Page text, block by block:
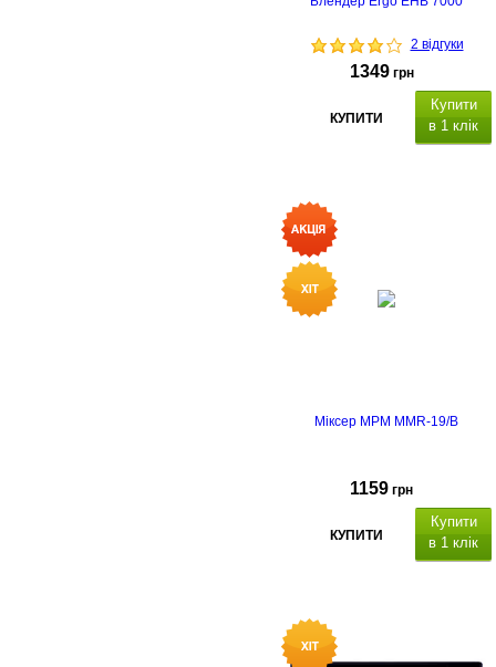
2 відгуки
1349 грн
КУПИТИ
Купити
в 1 клік
Міксер MPM MMR-19/B
1159 грн
КУПИТИ
Купити
в 1 клік